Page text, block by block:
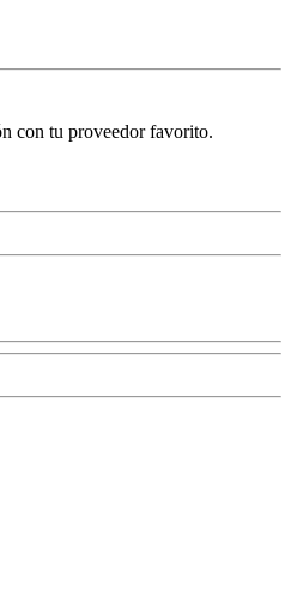
con tu proveedor favorito.